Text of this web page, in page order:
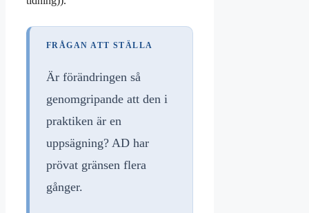
FRÅGAN ATT STÄLLA
Är förändringen så
genomgripande att den i
praktiken är en
uppsägning? AD har
prövat gränsen flera
gånger.